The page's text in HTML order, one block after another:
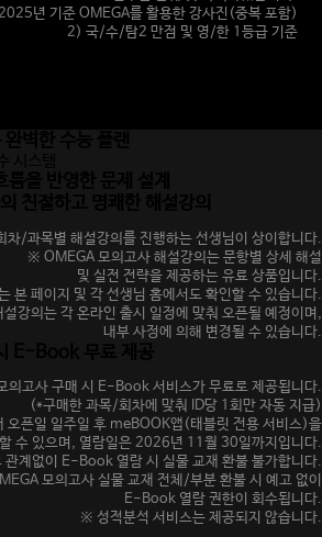
년 기준 OMEGA를 활용한 강사진(중복 포함)
2) 국/수/탐2 만점 및 영/한 1등급 기준
/과목별 해설강의를 진행하는 선생님이 상이합니다.
※ OMEGA 모의고사 해설강의는 문항별 상세 해설
및 실전 전략을 제공하는 유료 상품입니다.
본 페이지 및 각 선생님 홈에서도 확인할 수 있습니다.
강의는 각 온라인 출시 일정에 맞춰 오픈될 예정이며,
내부 사정에 의해 변경될 수 있습니다.
고사 구매 시 E-Book 서비스가 무료로 제공됩니다.
(*구매한 과목/회차에 맞춰 ID당 1회만 자동 지급)
픈일 일주일 후 meBOOK앱(태블릿 전용 서비스)을
수 있으며, 열람일은 2026년 11월 30일까지입니다.
계없이 E-Book 열람 시 실물 교재 환불 불가합니다.
모의고사 실물 교재 전체/부분 환불 시 예고 없이
E-Book 열람 권한이 회수됩니다.
※ 성적분석 서비스는 제공되지 않습니다.